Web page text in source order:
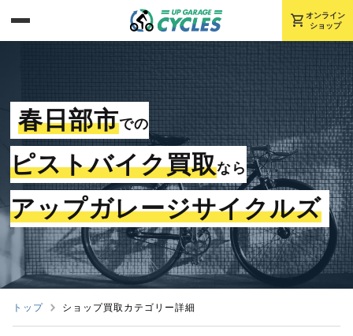
shopping_cart オンライン
ショップ
春日部市での
ピストバイク買取なら
アップガレージサイクルズ
トップ ショップ買取カテゴリー詳細